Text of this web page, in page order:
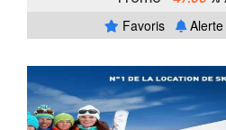
Favoris
Alerte